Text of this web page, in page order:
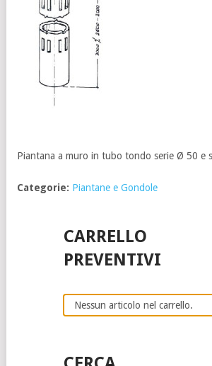
Piantana a muro in tubo tondo serie Ø 50 e
Categorie: Piantane e Gondole
CARRELLO
PREVENTIVI
Nessun articolo nel carrello.